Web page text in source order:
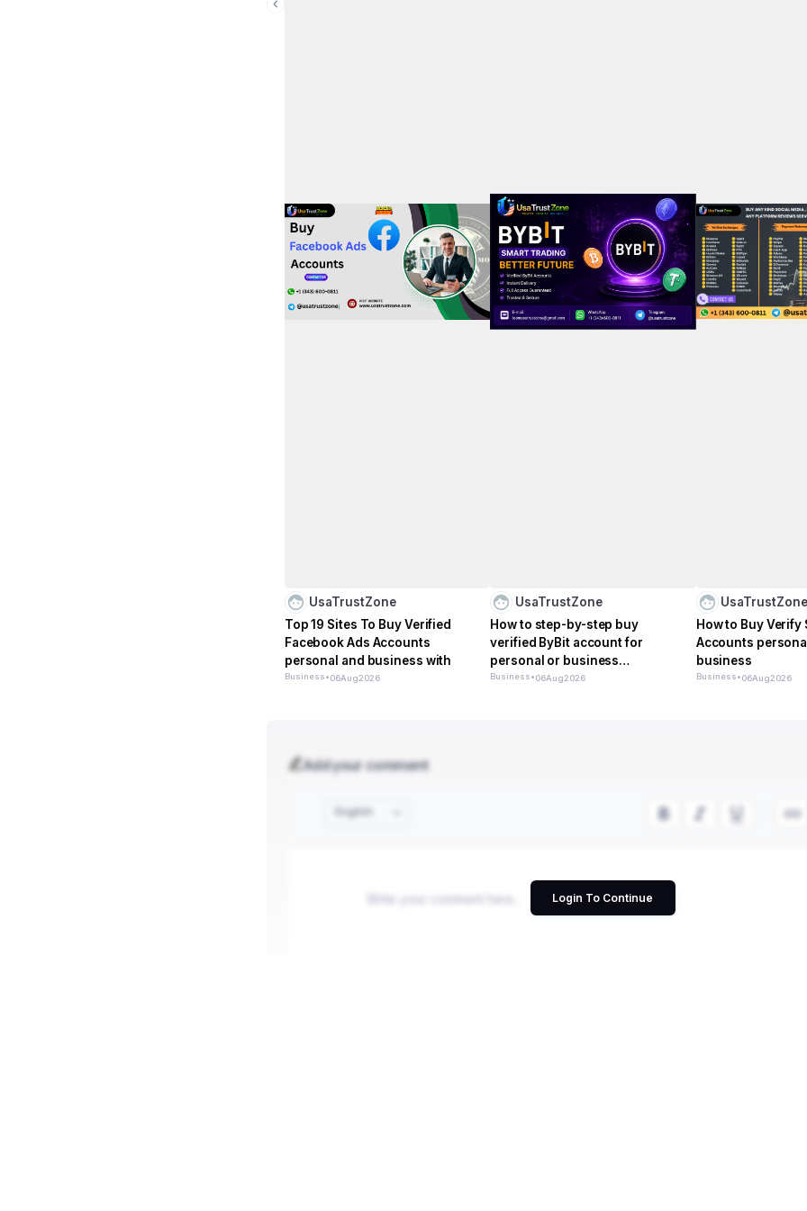
UsaTrustZone
Top 19 Sites To Buy Verified
Facebook Ads Accounts
personal and business with
Business•06Aug2026
UsaTrustZone
How to step-by-step buy
verified ByBit account for
personal or business
management
Business•06Aug2026
How to Buy Verify
Accounts
business
Business•06Aug2026
Add your comment
Login To Continue
English